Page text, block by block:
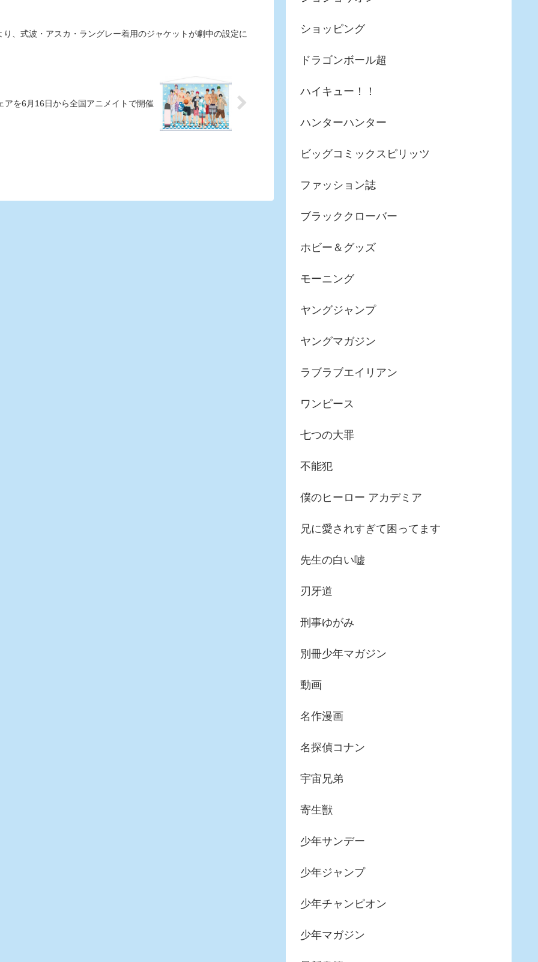
り、式波・アスカ・ラングレー着用のジャケットが劇中の設定に
アを6月16日から全国アニメイトで開催
ショッピング
ドラゴンボール超
ハイキュー！！
ハンターハンター
ビッグコミックスピリッツ
ファッション誌
ブラッククローバー
ホビー＆グッズ
モーニング
ヤングジャンプ
ヤングマガジン
ラブラブエイリアン
ワンピース
七つの大罪
不能犯
僕のヒーロー アカデミア
兄に愛されすぎて困ってます
先生の白い嘘
刃牙道
刑事ゆがみ
別冊少年マガジン
動画
名作漫画
名探偵コナン
宇宙兄弟
寄生獣
少年サンデー
少年ジャンプ
少年チャンピオン
少年マガジン